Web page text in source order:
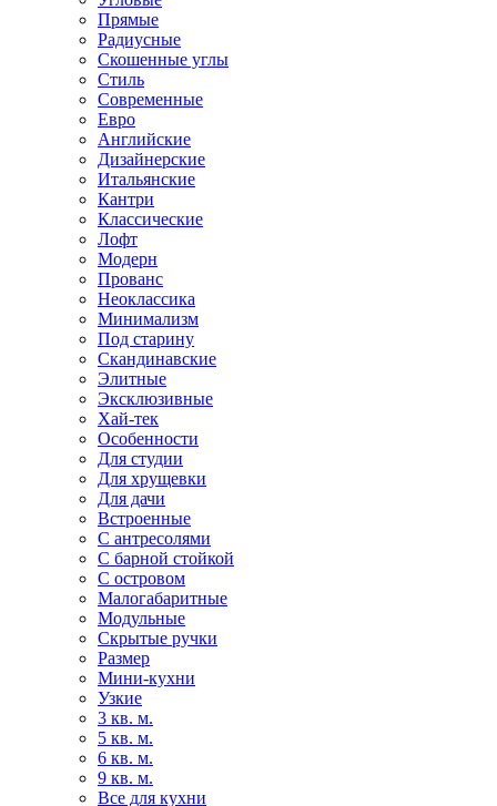
Прямые
Радиусные
Скошенные углы
Стиль
Современные
Евро
Английские
Дизайнерские
Итальянские
Кантри
Классические
Лофт
Модерн
Прованс
Неоклассика
Минимализм
Под старину
Скандинавские
Элитные
Эксклюзивные
Хай-тек
Особенности
Для студии
Для хрущевки
Для дачи
Встроенные
С антресолями
С барной стойкой
С островом
Малогабаритные
Модульные
Скрытые ручки
Размер
Мини-кухни
Узкие
3 кв. м.
5 кв. м.
6 кв. м.
9 кв. м.
Все для кухни